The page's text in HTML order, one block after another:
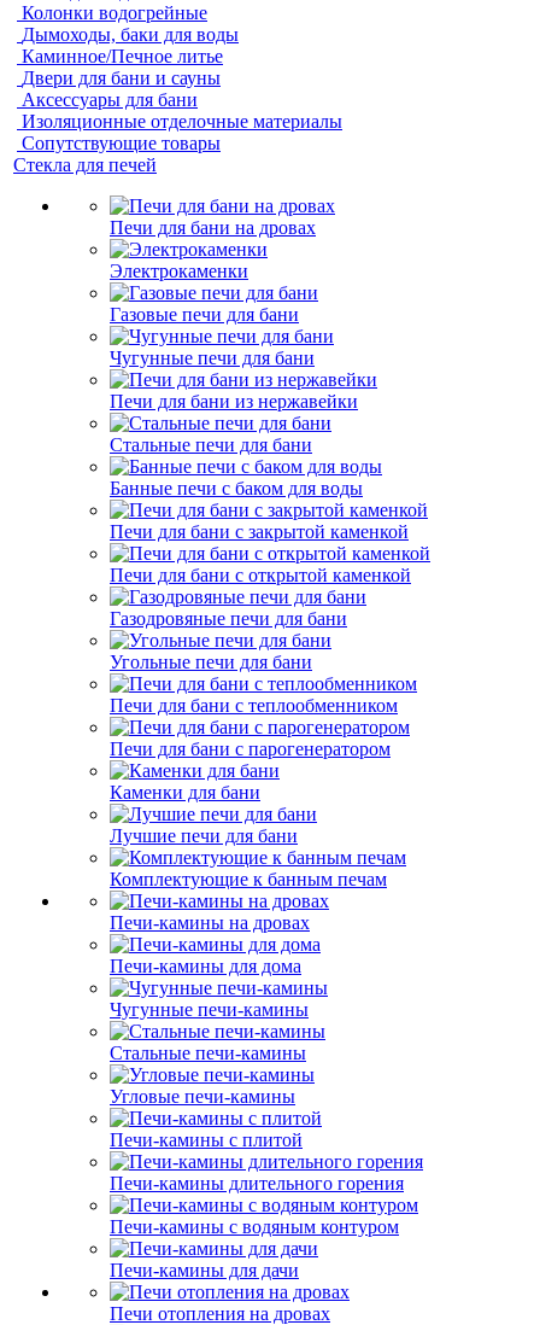
Колонки водогрейные
Дымоходы, баки для воды
Каминное/Печное литье
Двери для бани и сауны
Аксессуары для бани
Изоляционные отделочные материалы
Сопутствующие товары
Стекла для печей
Печи для бани на дровах
Электрокаменки
Газовые печи для бани
Чугунные печи для бани
Печи для бани из нержавейки
Стальные печи для бани
Банные печи с баком для воды
Печи для бани с закрытой каменкой
Печи для бани с открытой каменкой
Газодровяные печи для бани
Угольные печи для бани
Печи для бани с теплообменником
Печи для бани с парогенератором
Каменки для бани
Лучшие печи для бани
Комплектующие к банным печам
Печи-камины на дровах
Печи-камины для дома
Чугунные печи-камины
Стальные печи-камины
Угловые печи-камины
Печи-камины с плитой
Печи-камины длительного горения
Печи-камины с водяным контуром
Печи-камины для дачи
Печи отопления на дровах